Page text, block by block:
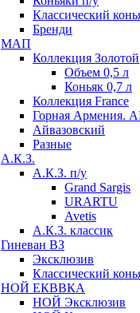
Классический
Бренди
МАП
Коллекция Золотой
Объем 0,5 л
Коньяк 0,7 л
Коллекция France
Горная Армения.
Айвазовский
Разные
А.К.З.
А.К.З. п/у
Grand Sargis
URARTU
Avetis
А.К.З. классик
Гиневан ВЗ
Эксклюзив
Классический
НОЙ ЕКВВКА
НОЙ Эксклюзив